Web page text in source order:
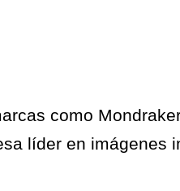
como
líder en imágenes